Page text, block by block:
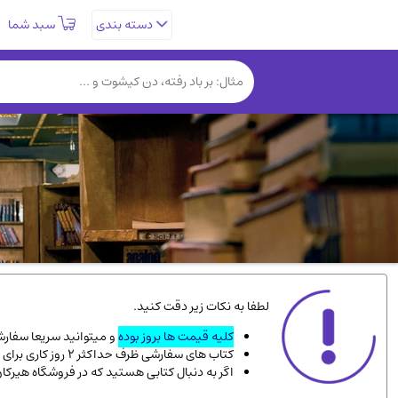
دسته بندی سبد شما
کتب نادر و کمیاب(19)
فلسفه و جامعه شناسی(151)
دانشگاهی و آموزشی(534)
ورزشی و تربیت بدنی
سیاسی(116)
کتاب های مصور رنگی و گلاسه(23)
دایره المعارف و فرهنگ
سینما و فیلم
زندگینامه شهدا
لطفا به نکات زیر دقت کنید.
کلیه قیمت ها بروز بودهو میتوانید سریعا
کتاب های سفارشی ظرف حداکثر 2 روز کاری برای پست پیشتاز، و 3 روز کاری برای پست سفارشی، به دست شما میرسد.
اگر به دنبال کتابی هستید که در فروشگاه